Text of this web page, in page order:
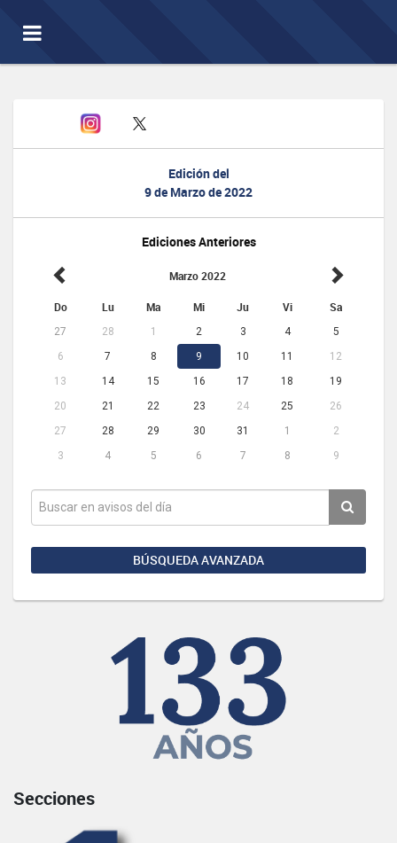
Toggle
navigation
Edición del
9 de Marzo de 2022
Ediciones Anteriores
Marzo 2022
Do Lu Ma Mi Ju Vi Sa
27 28 1 2 3 4
5
6
7 8 9 10 11
12
13
14 15 16 17 18
19
20
21 22 23 24 25
26
27
28 29 30 31 1
2
3
4 5 6 7 8 9
BÚSQUEDA AVANZADA
Secciones